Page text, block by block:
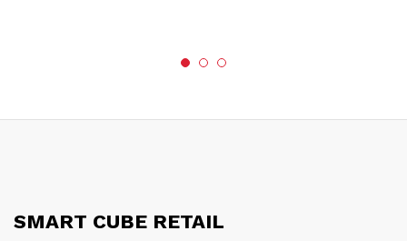
SMART CUBE RETAIL